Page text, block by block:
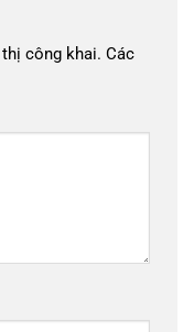
công khai. Các